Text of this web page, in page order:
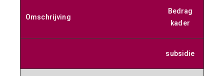
Omschrijving
Bedrag
kader
subsidie